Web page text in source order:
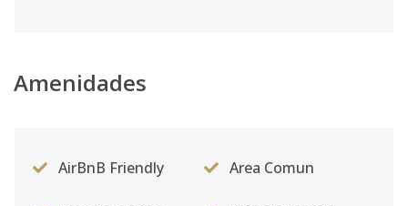
Amenidades
AirBnB Friendly Area Comun